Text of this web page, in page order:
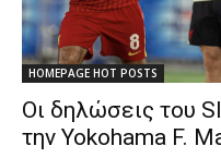
HOMEPAGE HOT POSTS
Οι δηλώσεις του
την Yokohama F.